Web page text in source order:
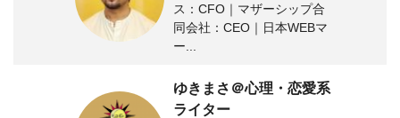
ス：CFO｜マザーシップ合
同会社：CEO｜日本WEBマ
ー...
ゆきまさ＠心理・恋愛系
ライター